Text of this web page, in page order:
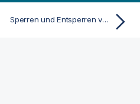
Sperren und Entsperren von Auswahlen